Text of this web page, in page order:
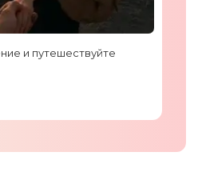
и путешествуйте